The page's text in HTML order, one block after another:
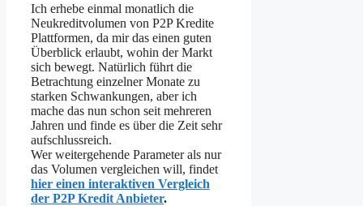
Ich erhebe einmal monatlich die
Neukreditvolumen von P2P Kredite
Plattformen, da mir das einen guten
Überblick erlaubt, wohin der Markt
sich bewegt. Natürlich führt die
Betrachtung einzelner Monate zu
starken Schwankungen, aber ich
mache das nun schon seit mehreren
Jahren und finde es über die Zeit sehr
aufschlussreich.
Wer weitergehende Parameter als nur
das Volumen vergleichen will, findet
hier einen interaktiven Vergleich
der P2P Kredit Anbieter.